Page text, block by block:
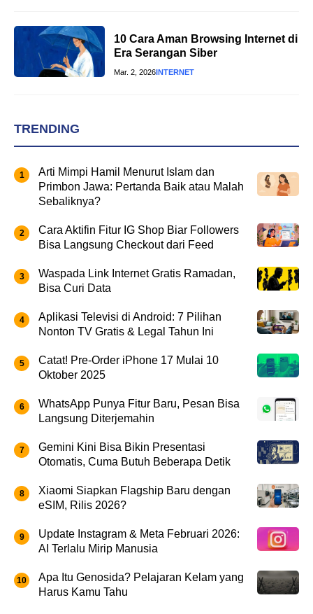
10 Cara Aman Browsing Internet di
Era Serangan Siber
Mar. 2, 2026INTERNET
TRENDING
Arti Mimpi Hamil Menurut Islam dan
Primbon Jawa: Pertanda Baik atau Malah
Sebaliknya?
Cara Aktifin Fitur IG Shop Biar Followers
Bisa Langsung Checkout dari Feed
Waspada Link Internet Gratis Ramadan,
Bisa Curi Data
Aplikasi Televisi di Android: 7 Pilihan
Nonton TV Gratis & Legal Tahun Ini
Catat! Pre-Order iPhone 17 Mulai 10
Oktober 2025
WhatsApp Punya Fitur Baru, Pesan Bisa
Langsung Diterjemahin
Gemini Kini Bisa Bikin Presentasi
Otomatis, Cuma Butuh Beberapa Detik
Xiaomi Siapkan Flagship Baru dengan
eSIM, Rilis 2026?
Update Instagram & Meta Februari 2026:
AI Terlalu Mirip Manusia
Apa Itu Genosida? Pelajaran Kelam yang
Harus Kamu Tahu